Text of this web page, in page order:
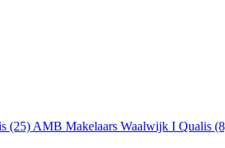
(25) AMB Makelaars Waalwijk I Qualis